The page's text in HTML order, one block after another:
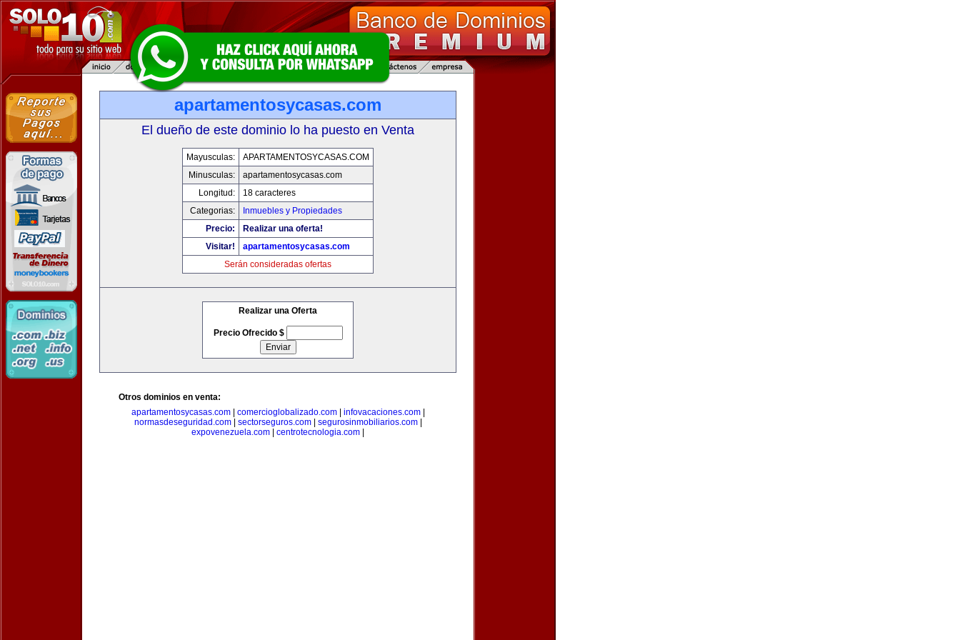
apartamentosycasas.com
El dueño de este dominio lo ha puesto en Venta
Mayusculas:
APARTAMENTOSYCASAS.COM
Minusculas:
apartamentosycasas.com
Longitud:
18 caracteres
Categorias:
Inmuebles y Propiedades
Precio:
Realizar una oferta!
Visitar!
apartamentosycasas.com
Serán consideradas ofertas
Realizar una Oferta
Precio Ofrecido $
Otros dominios en venta:
apartamentosycasas.com| comercioglobalizado.com| infovacaciones.com|
normasdeseguridad.com| sectorseguros.com| segurosinmobiliarios.com|
expovenezuela.com
centrotecnologia.com